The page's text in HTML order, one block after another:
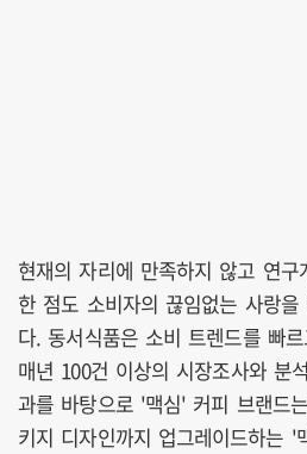
현재의 자리에 만족하지 않고 연
한 점도 소비자의 끊임없는 사랑
다. 동서식품은 소비 트렌드를 빠
매년 100건 이상의 시장조사와 분
과를 바탕으로 '맥심' 커피 브랜드
키지 디자인까지 업그레이드하는 '